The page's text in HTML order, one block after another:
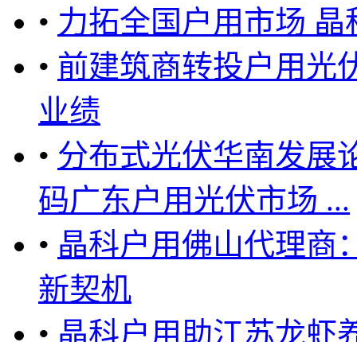
• 力拓全国户用市场
• 前建筑商转投户用光
业绩
• 分布式光伏华南发展
码广东户用光伏市场 ...
• 晶科户用佛山代理商
新契机
• 晶科户用助江苏龙虾